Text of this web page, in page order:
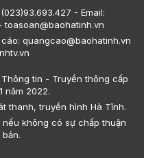
- Email:
quangcao@baohatinh.vn
Thông tin - Truyền thông cấp
năm 2022.
thanh, truyền hình Hà Tĩnh.
không có sự chấp thuận